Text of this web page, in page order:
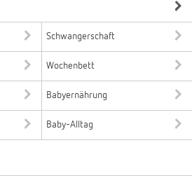
Schwangerschaft
Wochenbett
Babyernährung
Baby-Alltag